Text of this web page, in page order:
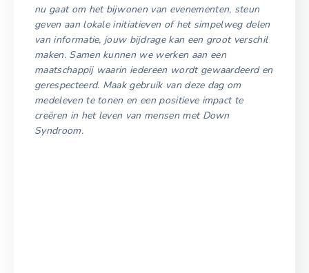
nu gaat om het bijwonen van evenementen, steun
geven aan lokale initiatieven of het simpelweg delen
van informatie, jouw bijdrage kan een groot verschil
maken. Samen kunnen we werken aan een
maatschappij waarin iedereen wordt gewaardeerd en
gerespecteerd. Maak gebruik van deze dag om
medeleven te tonen en een positieve impact te
creëren in het leven van mensen met Down
Syndroom.